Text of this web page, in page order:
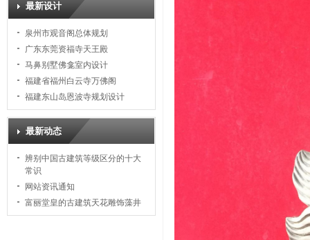
最新设计
泉州市观音阁总体规划
广东东莞资福寺天王殿
马鼻别墅佛龛室内设计
福建省福州白云寺万佛阁
福建东山岛恩波寺规划设计
最新动态
辨别中国古建筑等级区分的十大
常识
网站资讯通知
富丽堂皇的古建筑天花雕饰藻井